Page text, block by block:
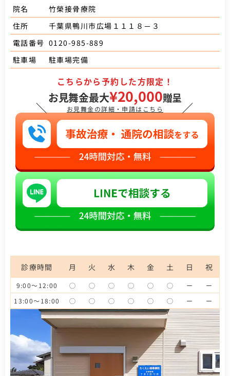
院名
竹榮接骨療院
住所
千葉県鴨川市広場１１１８－３
電話番号 0120-985-889
駐車場
駐車場完備
＼
こちらから予約した方限定！
お見舞金最大¥20,000贈呈
お見舞金の詳細・申請はこちら ／
診療時間 月 火 水 木 金 土 日 祝
9:00～12:00 ◯ ◯ ◯ ◯ ◯ ◯ ー
ー
13:00～18:00
◯ ◯ ◯ ◯ ◯ ◯ ー ー